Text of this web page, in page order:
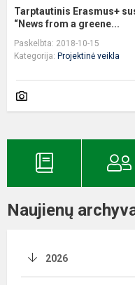
Tarptautinis Erasmus+
“News from a greene...
Paskelbta: 2018-10-15
Kategorija: Projektinė veikla
Naujienų
2026